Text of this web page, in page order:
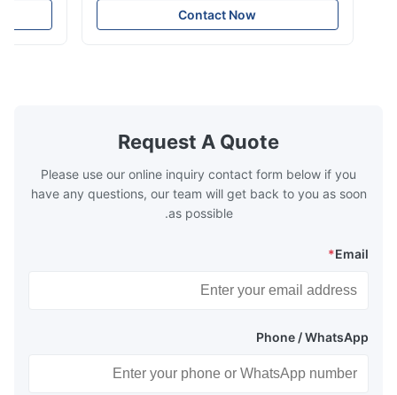
the energy improving device that helps to
reduce the cost of operation by saving the
boilers is generally in the temperature
range of 200°C – 250°C, so there
Contact Now
saving the
Request A Quote
Please use our online inquiry contact form below if you
have any questions, our team will get back to you as soon
as possible.
Email
*
Phone / WhatsApp